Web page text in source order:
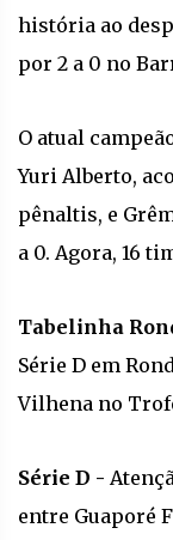
história ao
por 2 a 0 no
O atual
Yuri Alberto,
pênaltis, e
a 0. Agora, 16
Tabelinha
Série D em
Vilhena no
Série D -
entre Guaporé